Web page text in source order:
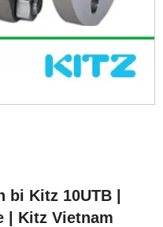
bi Kitz 10UTB |
| Kitz Vietnam